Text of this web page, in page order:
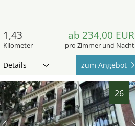
1,43
Kilometer
ab 234,00 EUR
pro Zimmer und Nacht
Details zum Angebot
26